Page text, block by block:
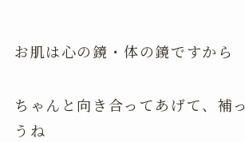
お肌は心の鏡・体の鏡ですから
ちゃんと向き合ってあげて、補
うね